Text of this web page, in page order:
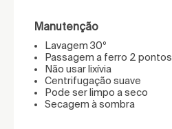
Manutenção
Lavagem 30º
Passagem a ferro 2 pontos
Não usar lixívia
Centrifugação suave
Pode ser limpo a seco
Secagem à sombra